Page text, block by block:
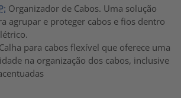
Organizador de Cabos. Uma solução
agrupar e proteger cabos e fios dentro
Calha para cabos flexível que oferece uma
na organização dos cabos, inclusive